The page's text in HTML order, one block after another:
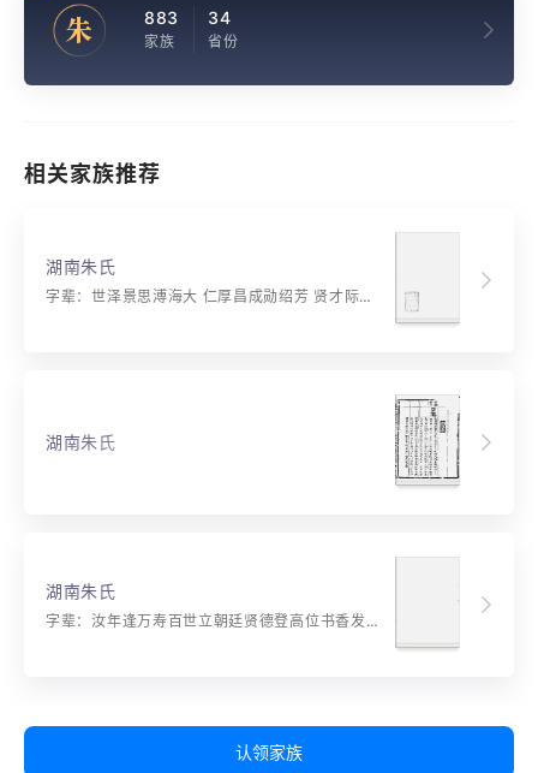
朱 883
家族
34
省份
相关家族推荐
湖南朱氏
字辈：世泽景思溥海大 仁厚昌成勋绍芳 贤才际泰运 家国永隆康 忠孝承先德 诗文继序皇 贤才际泰运 家国美鸿章 忠孝承先德 诗文继祖光 懋修宜立业 端品贵惇常 本远从传一 培源道孔臧
湖南朱氏
湖南朱氏
字辈：汝年逢万寿百世立朝廷贤德登高位书香发满庭本枝培笃厚富贵永芳馨
认领家族